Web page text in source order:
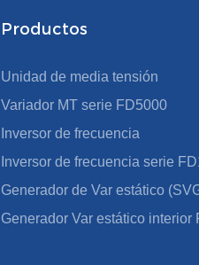
Productos
Unidad de media tensión
Variador MT serie FD5000
Inversor de frecuencia
Inversor de frecuencia serie
Generador de Var estático
Generador Var estático interior